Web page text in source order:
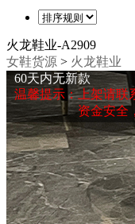
火龙鞋业-A2909
女鞋货源 > 火龙鞋业
60天内无新款
温馨提示：上架请联
资金安全